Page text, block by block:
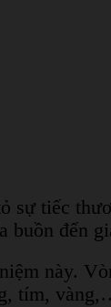
sự tiếc
đến
này.
tím,